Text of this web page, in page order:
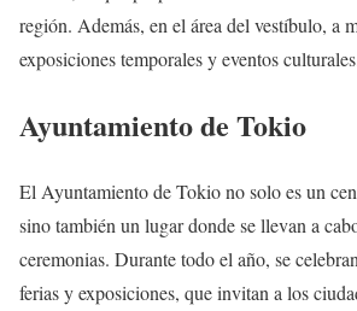
región. Además, en el área del vestíbulo, a
exposiciones temporales y eventos
Ayuntamiento de Tokio
El Ayuntamiento de Tokio no solo es un
sino también un lugar donde se llevan a
ceremonias. Durante todo el año, se
ferias y exposiciones, que invitan a los